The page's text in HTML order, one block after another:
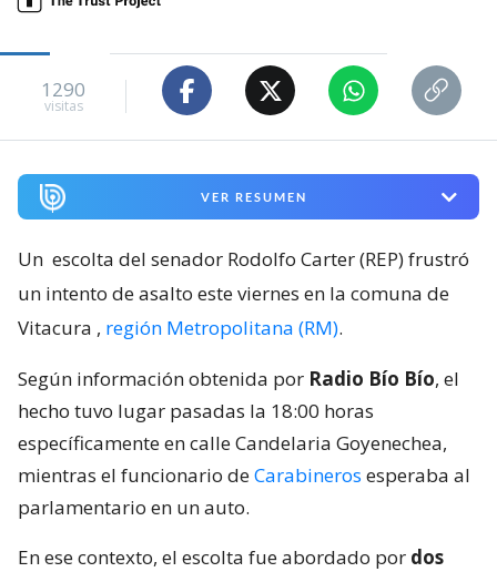
1290
visitas
VER RESUMEN
Un escolta del senador Rodolfo Carter (REP) frustró
un intento de asalto este viernes en la comuna de
Vitacura , región Metropolitana (RM).
Según información obtenida por Radio Bío Bío, el
hecho tuvo lugar pasadas la 18:00 horas
específicamente en calle Candelaria Goyenechea,
mientras el funcionario deCarabineros esperaba al
parlamentario en un auto.
En ese contexto, el escolta fue abordado por dos